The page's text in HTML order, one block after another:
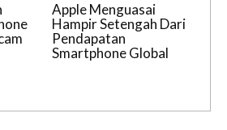
Apple Menguasai
Hampir Setengah Dari
Pendapatan
Smartphone Global